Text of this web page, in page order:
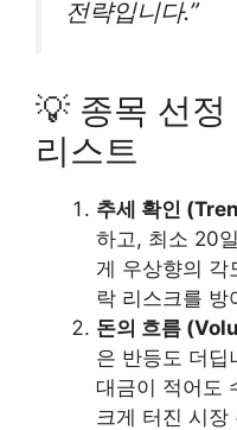
전략입니다.”
💡 종목 선
리스트
추세 확인
하고, 최소 20
게 우상향의 각
락 리스크를 방
돈의 흐름
은 반등도 더딥
대금이 적어도
크게 터진 시장